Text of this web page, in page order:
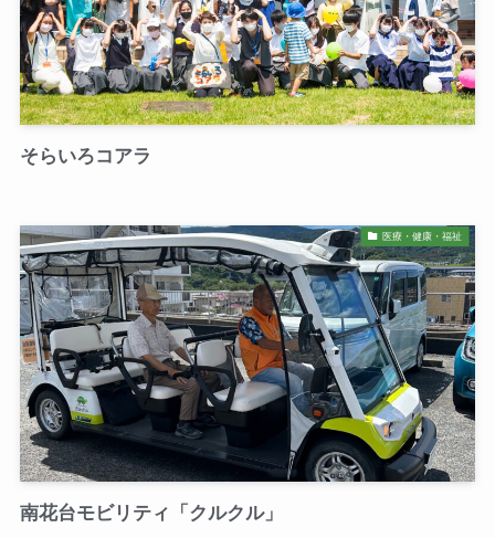
そらいろコアラ
医療・健康・福祉
南花台モビリティ「クルクル」